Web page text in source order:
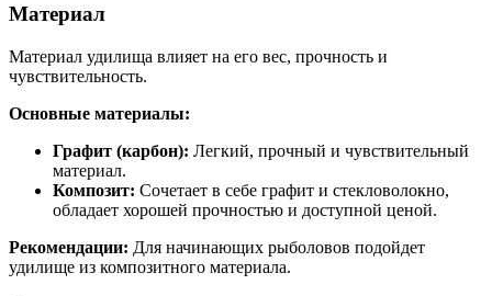
Материал
Материал удилища влияет на его вес, прочность и
чувствительность.
Основные материалы:
Графит (карбон): Легкий, прочный и чувствительный
материал.
Композит: Сочетает в себе графит и стекловолокно,
обладает хорошей прочностью и доступной ценой.
Рекомендации: Для начинающих рыболовов подойдет
удилище из композитного материала.